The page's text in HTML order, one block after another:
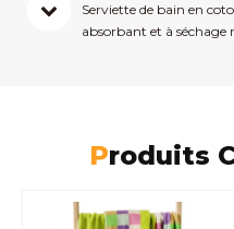
Serviette de bain en
absorbant et à séchage
Produits